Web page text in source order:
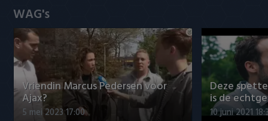
WAG's
Vriendin Marcus Pedersen voor
Ajax?
5 mei 2023 17:00
Deze
is de
10 juni 2021